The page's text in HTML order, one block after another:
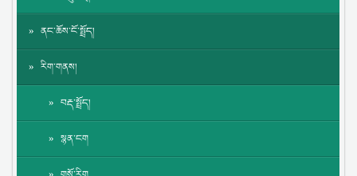
ནང་ཆོས་ངོ་སྤྲོད།
རིག་གནས།
བརྡ་སྤྲོད།
སྙན་ངག